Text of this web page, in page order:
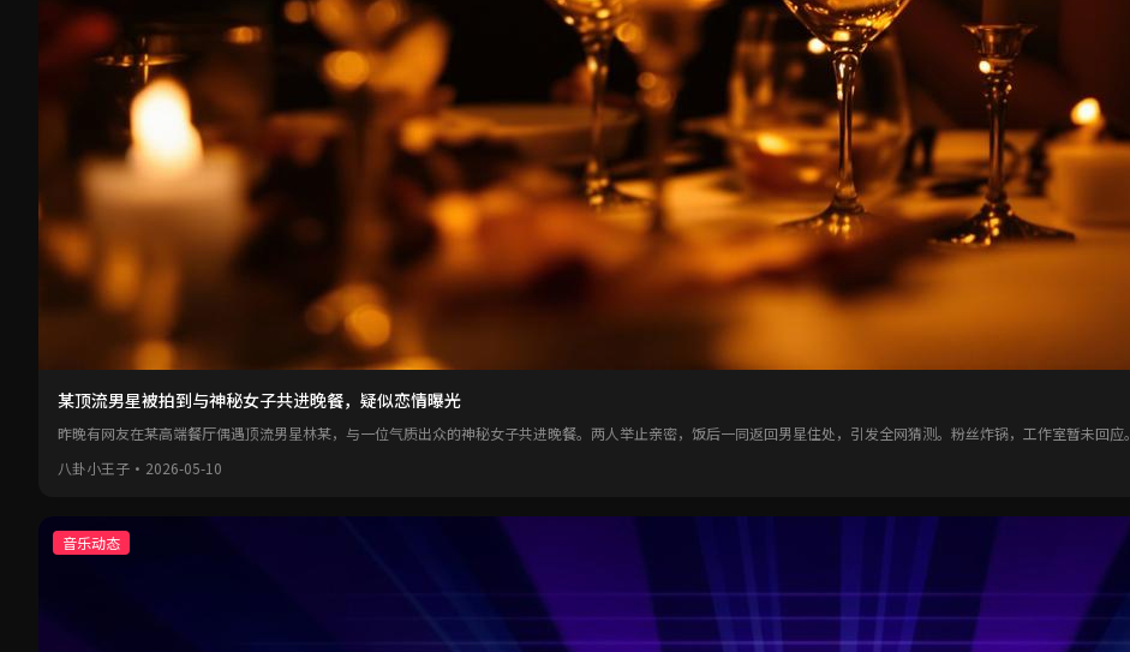
某顶流男星被拍到与神秘女子共进晚餐，疑似恋情曝光
昨晚有网友在某高端餐厅偶遇顶流男星林某，与一位气质出众的神秘女子共进晚餐。两人举止亲密，饭后一同返回男星住处，引发全网猜测。粉丝炸锅，工作室暂未回应。
八卦小王子 · 2026-05-10
音乐动态